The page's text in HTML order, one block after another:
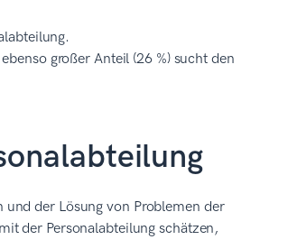
großer Anteil (26 %) sucht den
der Lösung von Problemen der
der Personalabteilung schätzen,